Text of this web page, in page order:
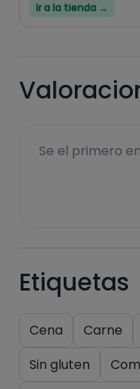
Ir a la tienda →
Se el primero
Etiquetas
Cena Carne
Sin gluten